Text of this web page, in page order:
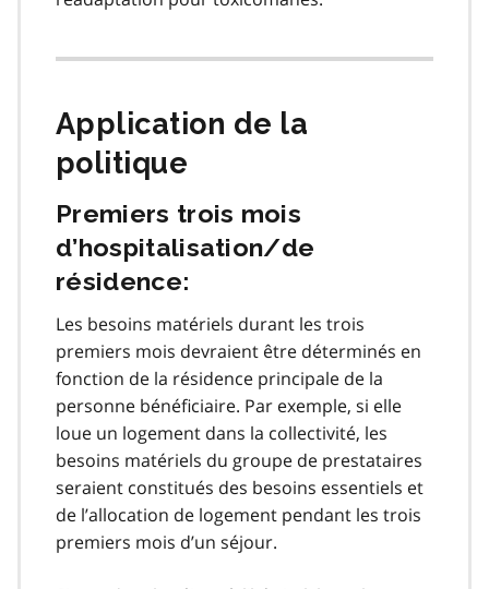
Application de la
politique
Premiers trois mois
d’hospitalisation/de
résidence:
Les besoins matériels durant les trois
premiers mois devraient être déterminés en
fonction de la résidence principale de la
personne bénéficiaire. Par exemple, si elle
loue un logement dans la collectivité, les
besoins matériels du groupe de prestataires
seraient constitués des besoins essentiels et
de l’allocation de logement pendant les trois
premiers mois d’un séjour.